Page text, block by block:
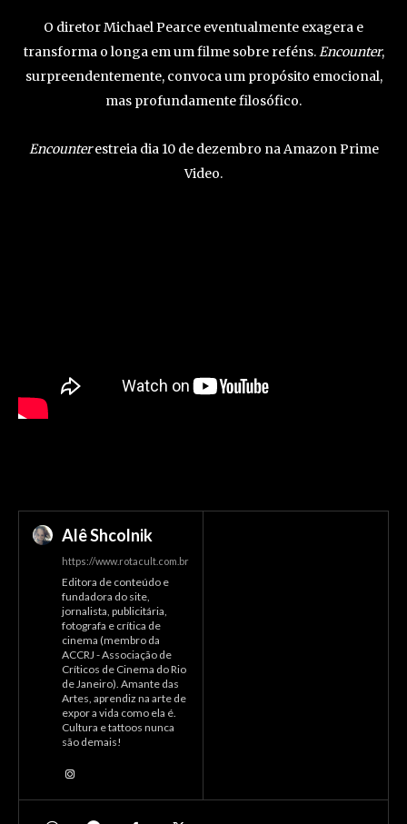
O diretor Michael Pearce eventualmente exagera e
transforma o longa em um filme sobre reféns.Encounter,
surpreendentemente, convoca um propósito emocional,
mas profundamente filosófico.
Encounterestreia dia 10 de dezembro na Amazon Prime
Video.
Alê Shcolnik
https://www.rotacult.com.br
Editora de conteúdo e
fundadora do site,
jornalista, publicitária,
fotografa e crítica de
cinema (membro da
ACCRJ - Associação de
Críticos de Cinema do Rio
de Janeiro). Amante das
Artes, aprendiz na arte de
expor a vida como ela é.
Cultura e tattoos nunca
são demais!